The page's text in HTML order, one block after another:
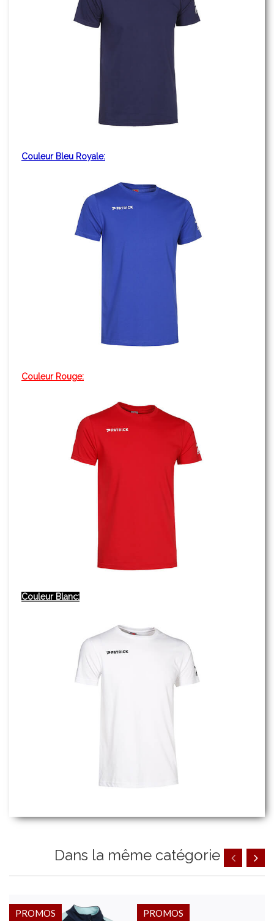
Couleur Bleu Royale:
Couleur Rouge:
Couleur Blanc:
Dans la même catégorie
PROMOS PROMOS